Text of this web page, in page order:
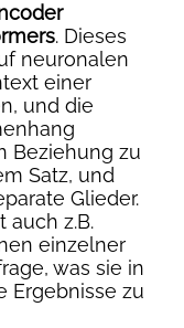
. Dieses
neuronalen
einer
und die
Beziehung zu
Satz, und
Glieder.
auch z.B.
einzelner
was sie in
Ergebnisse zu